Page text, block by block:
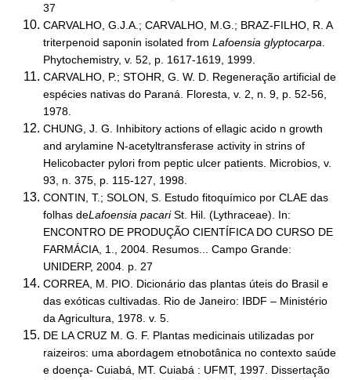
37
CARVALHO, G.J.A.; CARVALHO, M.G.; BRAZ-FILHO, R. A
triterpenoid saponin isolated from Lafoensia glyptocarpa
Phytochemistry, v. 52, p. 1617-1619, 1999.
CARVALHO, P.; STOHR, G. W. D. Regeneração artificial de
espécies nativas do Paraná. Floresta, v. 2, n. 9, p. 52-56,
1978.
CHUNG, J. G. Inhibitory actions of ellagic acido n growth
and arylamine N-acetyltransferase activity in strins of
Helicobacter pylori from peptic ulcer patients. Microbios, v.
93, n. 375, p. 115-127, 1998.
CONTIN, T.; SOLON, S. Estudo fitoquímico por CLAE das
folhas deLafoensia pacariSt. Hil. (Lythraceae). In:
ENCONTRO DE PRODUÇÃO CIENTÍFICA DO CURSO DE
FARMÁCIA, 1., 2004. Resumos... Campo Grande:
UNIDERP, 2004. p. 27
CORREA, M. PIO. Dicionário das plantas úteis do Brasil e
das exóticas cultivadas. Rio de Janeiro: IBDF – Ministério
da Agricultura, 1978. v. 5.
DE LA CRUZ M. G. F. Plantas medicinais utilizadas por
raizeiros: uma abordagem etnobotânica no contexto saúde
e doença- Cuiabá, MT. Cuiabá : UFMT, 1997. Dissertação